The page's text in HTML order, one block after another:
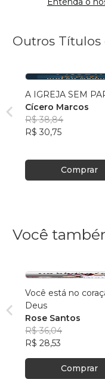
Outros Títulos
A IGREJA SEM
Cícero Marcos
R$ 38,84
R$ 30,75
Comprar
Você
Você está no
Deus
Rose Santos
R$ 36,04
R$ 28,53
Comprar